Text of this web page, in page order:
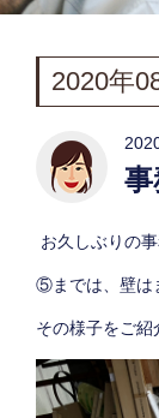
2020年
お久しぶりの
⑤までは、壁は
その様子をご紹